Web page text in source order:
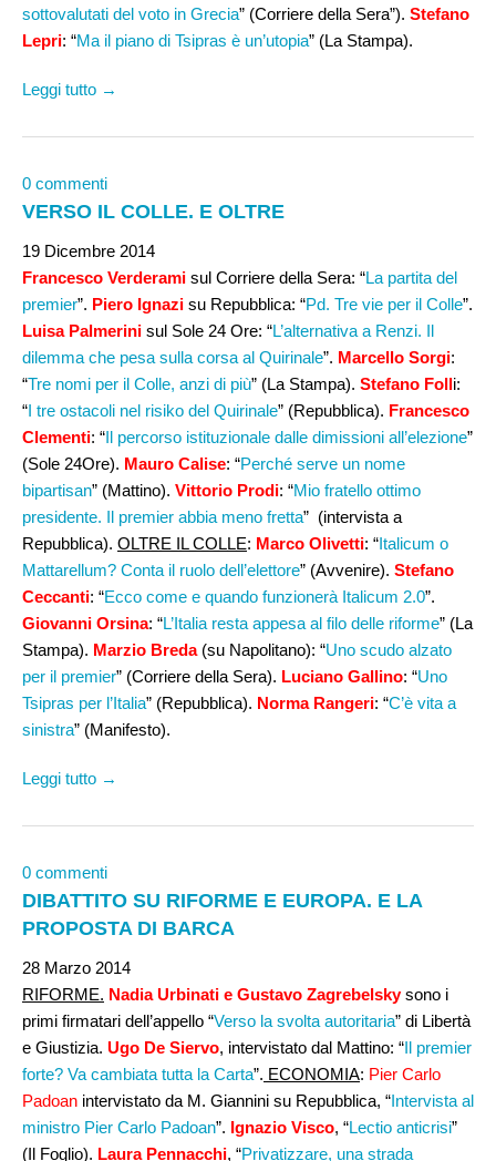
sottovalutati del voto in Grecia” (Corriere della Sera”). Stefano
Lepri: “Ma il piano di Tsipras è un’utopia” (La Stampa).
Leggi tutto →
0 commenti
VERSO IL COLLE. E OLTRE
19 Dicembre 2014
Francesco Verderami sul Corriere della Sera: “La partita del
premier”. Piero Ignazi su Repubblica: “Pd. Tre vie per il Colle”.
Luisa Palmerini sul Sole 24 Ore: “L’alternativa a Renzi. Il
dilemma che pesa sulla corsa al Quirinale”. Marcello Sorgi:
“Tre nomi per il Colle, anzi di più” (La Stampa). Stefano Folli:
“I tre ostacoli nel risiko del Quirinale” (Repubblica). Francesco
Clementi: “Il percorso istituzionale dalle dimissioni all’elezione”
(Sole 24Ore). Mauro Calise: “Perché serve un nome
bipartisan” (Mattino). Vittorio Prodi: “Mio fratello ottimo
presidente. Il premier abbia meno fretta” (intervista a
Repubblica). OLTRE IL COLLE: Marco Olivetti: “Italicum o
Mattarellum? Conta il ruolo dell’elettore” (Avvenire). Stefano
Ceccanti: “Ecco come e quando funzionerà Italicum 2.0”.
Giovanni Orsina: “L’Italia resta appesa al filo delle riforme” (La
Stampa). Marzio Breda (su Napolitano): “Uno scudo alzato
per il premier” (Corriere della Sera). Luciano Gallino: “Uno
Tsipras per l’Italia” (Repubblica). Norma Rangeri: “C’è vita a
sinistra” (Manifesto).
Leggi tutto →
0 commenti
DIBATTITO SU RIFORME E EUROPA. E LA
PROPOSTA DI BARCA
28 Marzo 2014
RIFORME. Nadia Urbinati e Gustavo Zagrebelskysono i
primi firmatari dell’appello “Verso la svolta autoritaria” di Libertà
e Giustizia. Ugo De Siervo, intervistato dal Mattino: “Il premier
forte? Va cambiata tutta la Carta”. ECONOMIA: Pier Carlo
Padoan intervistato da M. Giannini su Repubblica, “Intervista al
ministro Pier Carlo Padoan”. Ignazio Visco, “Lectio anticrisi”
(Il Foglio). Laura Pennacchi, “Privatizzare, una strada